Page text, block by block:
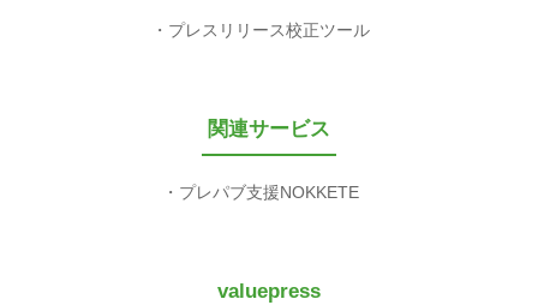
プレスリリース校正ツール
関連サービス
プレパブ支援NOKKETE
valuepress